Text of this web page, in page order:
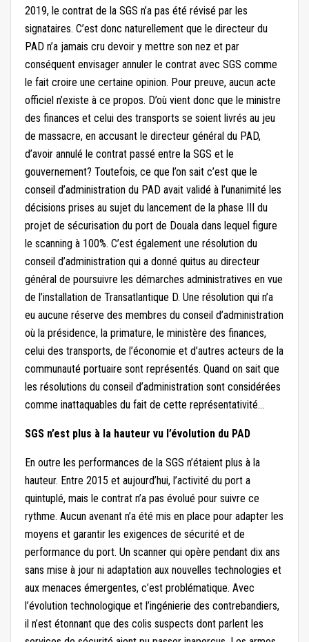
2019, le contrat de la SGS n’a pas été révisé par les
signataires. C’est donc naturellement que le directeur du
PAD n’a jamais cru devoir y mettre son nez et par
conséquent envisager annuler le contrat avec SGS comme
le fait croire une certaine opinion. Pour preuve, aucun acte
officiel n’existe à ce propos. D’où vient donc que le ministre
des finances et celui des transports se soient livrés au jeu
de massacre, en accusant le directeur général du PAD,
d’avoir annulé le contrat passé entre la SGS et le
gouvernement? Toutefois, ce que l’on sait c’est que le
conseil d’administration du PAD avait validé à l’unanimité les
décisions prises au sujet du lancement de la phase III du
projet de sécurisation du port de Douala dans lequel figure
le scanning à 100%. C’est également une résolution du
conseil d’administration qui a donné quitus au directeur
général de poursuivre les démarches administratives en vue
de l’installation de Transatlantique D. Une résolution qui n’a
eu aucune réserve des membres du conseil d’administration
où la présidence, la primature, le ministère des finances,
celui des transports, de l’économie et d’autres acteurs de la
communauté portuaire sont représentés. Quand on sait que
les résolutions du conseil d’administration sont considérées
comme inattaquables du fait de cette représentativité…
SGS n’est plus à la hauteur vu l’évolution du PAD
En outre les performances de la SGS n’étaient plus à la
hauteur. Entre 2015 et aujourd’hui, l’activité du port a
quintuplé, mais le contrat n’a pas évolué pour suivre ce
rythme. Aucun avenant n’a été mis en place pour adapter les
moyens et garantir les exigences de sécurité et de
performance du port. Un scanner qui opère pendant dix ans
sans mise à jour ni adaptation aux nouvelles technologies et
aux menaces émergentes, c’est problématique. Avec
l’évolution technologique et l’ingénierie des contrebandiers,
il n’est étonnant que des colis suspects dont parlent les